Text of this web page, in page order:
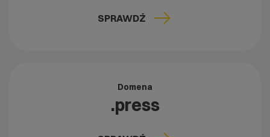
SPRAWDŹ
Domena
.press